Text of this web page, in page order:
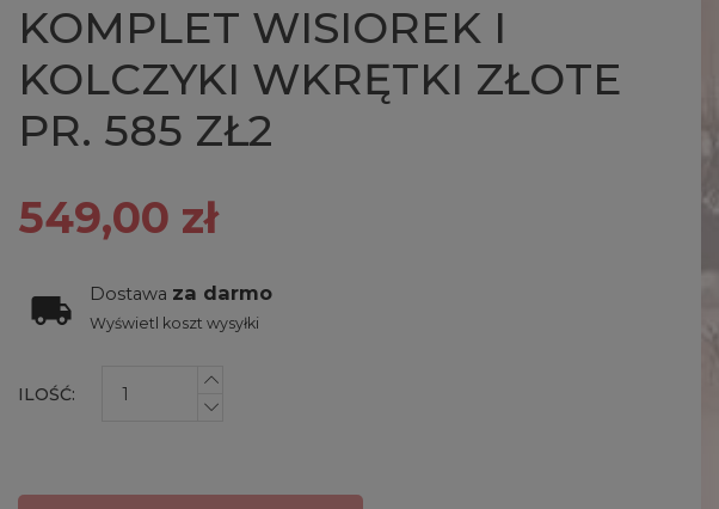
KOMPLET WISIOREK I
KOLCZYKI WKRĘTKI ZŁOTE
PR. 585 ZŁ2
549,00 zł
Dostawa za darmo
Wyświetl koszt wysyłki
ILOŚĆ: